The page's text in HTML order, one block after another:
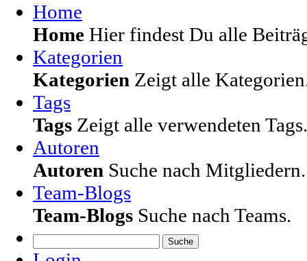
Home
Home Hier findest Du alle
Kategorien
Kategorien Zeigt alle
Tags
Tags Zeigt alle verwendeten Tags.
Autoren
Autoren Suche nach Mitgliedern.
Team-Blogs
Team-Blogs Suche nach Teams.
Suche